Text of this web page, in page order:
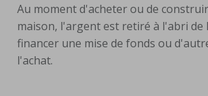
Au moment d'acheter ou de
maison, l'argent est retiré à l'abri
financer une mise de fonds ou
l'achat.